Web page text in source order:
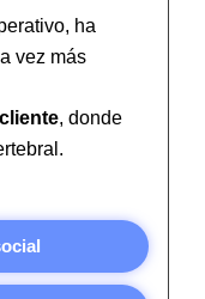
ha
vez más
, donde